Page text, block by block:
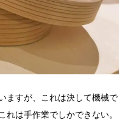
ますが、これは決して機械で
れは手作業でしかできない。